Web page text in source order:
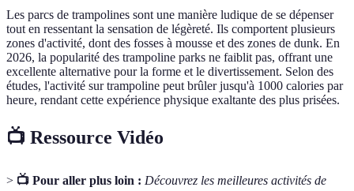
Les parcs de trampolines sont une manière ludique de se dépenser
tout en ressentant la sensation de légèreté. Ils comportent plusieurs
zones d'activité, dont des fosses à mousse et des zones de dunk. En
2026, la popularité des trampoline parks ne faiblit pas, offrant une
excellente alternative pour la forme et le divertissement. Selon des
études, l'activité sur trampoline peut brûler jusqu'à 1000 calories par
heure, rendant cette expérience physique exaltante des plus prisées.
📺 Ressource Vidéo
> 📺 Pour aller plus loin : Découvrez les meilleures activités de